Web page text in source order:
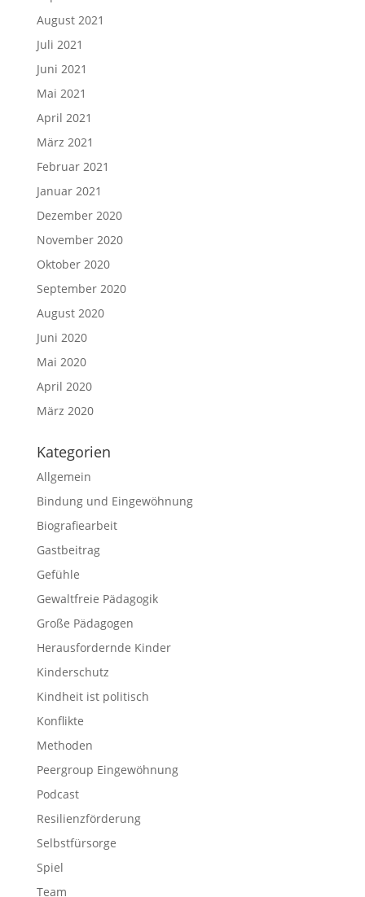
August 2021
Juli 2021
Juni 2021
Mai 2021
April 2021
März 2021
Februar 2021
Januar 2021
Dezember 2020
November 2020
Oktober 2020
September 2020
August 2020
Juni 2020
Mai 2020
April 2020
März 2020
Kategorien
Allgemein
Bindung und Eingewöhnung
Biografiearbeit
Gastbeitrag
Gefühle
Gewaltfreie Pädagogik
Große Pädagogen
Herausfordernde Kinder
Kinderschutz
Kindheit ist politisch
Konflikte
Methoden
Peergroup Eingewöhnung
Podcast
Resilienzförderung
Selbstfürsorge
Spiel
Team